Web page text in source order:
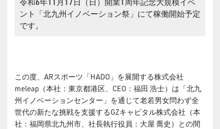
ント「北九州イノベーション祭」にて稼働開始予定
です。
この度、ARスポーツ「HADO」を展開する株式会社
meleap（本社：東京都港区、CEO：福田 浩士）は「北九
州イノベーションセンター」を通じて老若男女問わず全
世代の新たな挑戦を支援するGZキャピタル株式会社（本
社：福岡県北九州市、社長執行役員：大屋 喬史）との間